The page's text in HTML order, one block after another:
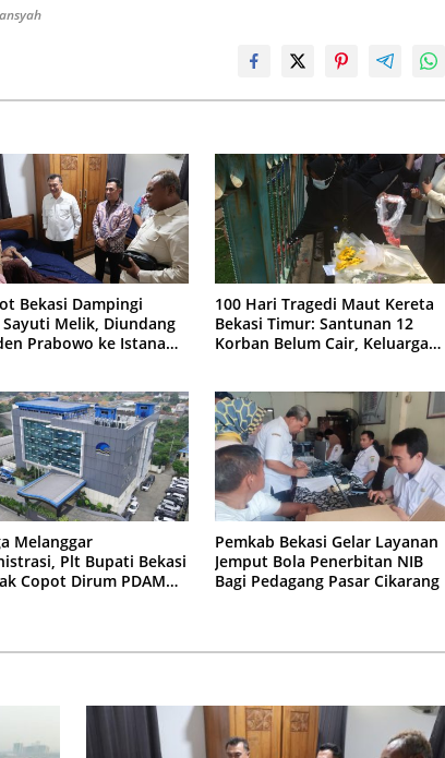
Bekasi Dampingi
Melik, Diundang
Prabowo ke Istana
100 Hari Tragedi Maut Kereta
Bekasi Timur: Santunan 12
Korban Belum Cair, Keluarga
Melanggar
Plt Bupati Bekasi
Copot Dirum PDAM
Pemkab Bekasi Gelar Layanan
Jemput Bola Penerbitan NIB
Bagi Pedagang Pasar Cikarang